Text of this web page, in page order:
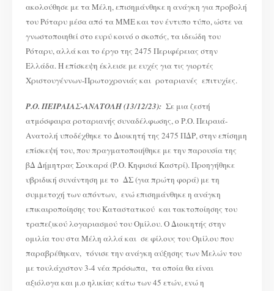
ακολούθησε με τα Μέλη, επισημάνθηκε η ανάγκη για προβολή
του Ρόταρυ μέσα από τα ΜΜΕ και τον έντυπο τύπο, ώστε να
γνωστοποιηθεί στο ευρύ κοινό ο σκοπός, τα ιδεώδη του
Ρόταρυ, αλλά και το έργο της 2475 Περιφέρειας στην
Ελλάδα. Η επίσκεψη έκλεισε με ευχές για τις γιορτές
Χριστουγέννων-Πρωτοχρονιάς και ροταριανές επιτυχίες.
Ρ.Ο. ΠΕΙΡΑΙΑΣ-ΑΝΑΤΟΛΗ (13/12/23): Σε μια ζεστή
ατμόσφαιρα ροταριανής συναδέλφωσης, ο Ρ.Ο. Πειραιά-
Ανατολή υποδέχθηκε το Διοικητή της 2475 ΠΔΡ, στην επίσημη
επίσκεψή του, που πραγματοποιήθηκε με την παρουσία της
βΔ Δήμητρας Σουκαρά (Ρ.Ο. Κηφισιά Καστρί). Προηγήθηκε
υβριδική συνάντηση με το ΔΣ (για πρώτη φορά) με τη
συμμετοχή των απόντων, ενώ επισημάνθηκε η ανάγκη
επικαιροποίησης του Καταστατικού και τακτοποίησης του
τραπεζικού λογαριασμού του Ομίλου. Ο Διοικητής στην
ομιλία του στα Μέλη αλλά και σε φίλους του Ομίλου που
παραβρέθηκαν, τόνισε την ανάγκη αύξησης των Μελών του
με τουλάχιστον 3-4 νέα πρόσωπα, τα οποία θα είναι
αξιόλογα και μ.ο ηλικίας κάτω των 45 ετών, ενώ η